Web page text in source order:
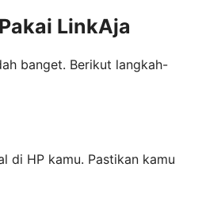
LinkAja
banget. Berikut langkah-
di HP kamu. Pastikan kamu